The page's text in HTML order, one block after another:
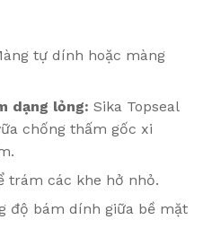
tự dính hoặc màng
dạng lỏng: Sika Topseal
chống thấm gốc xi
trám các khe hở nhỏ.
độ bám dính giữa bề mặt